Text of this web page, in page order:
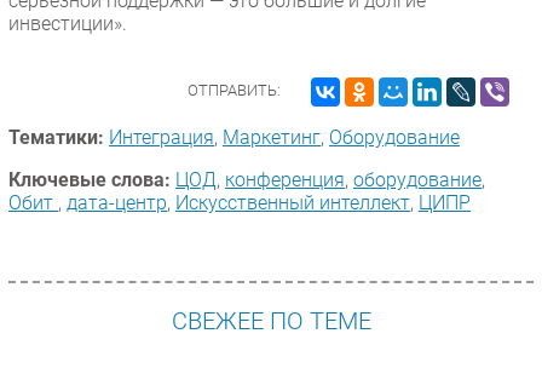
инвестиции».
ОТПРАВИТЬ:
Тематики: Интеграция, Маркетинг, Оборудование
Ключевые слова: ЦОД, конференция, оборудование,
Обит , дата-центр, Искусственный интеллект, ЦИПР
СВЕЖЕЕ ПО ТЕМЕ